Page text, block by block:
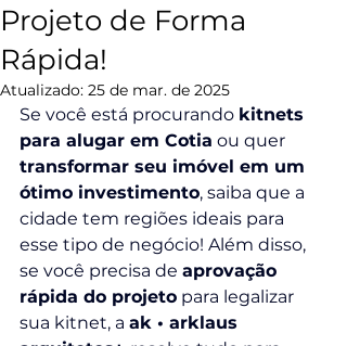
Projeto de Forma
Rápida!
Atualizado: 25 de mar. de 2025
Se você está procurando kitnets
para alugar em Cotia ou quer
transformar seu imóvel em um
ótimo investimento, saiba que a
cidade tem regiões ideais para
esse tipo de negócio! Além disso,
se você precisa de aprovação
rápida do projeto para legalizar
sua kitnet, a ak • arklaus